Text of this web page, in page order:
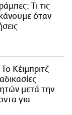
Τι τις
όταν
Κέιμπριτζ
μετά την
για